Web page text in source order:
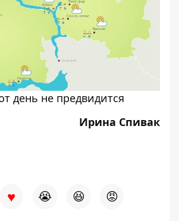
день не предвидится
Ирина Спивак
♥ 😭 😆 😡